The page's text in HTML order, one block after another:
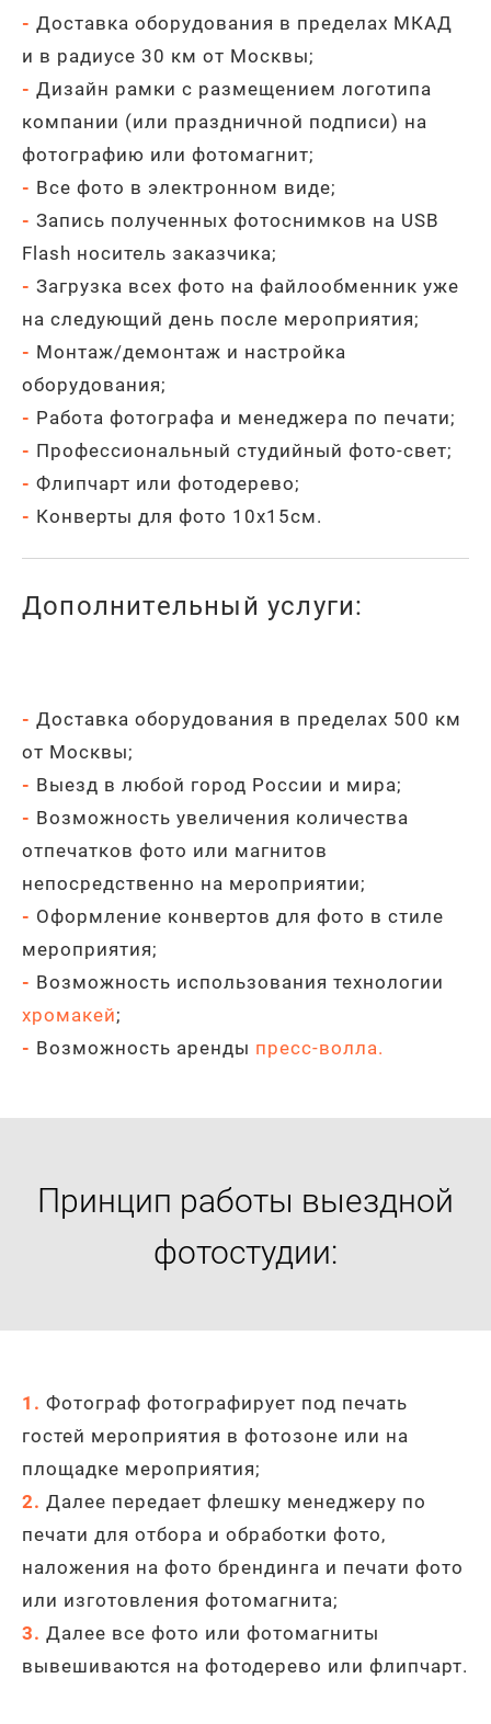
- Доставка оборудования в пределах МКАД
и в радиусе 30 км от Москвы;
- Дизайн рамки с размещением логотипа
компании (или праздничной подписи) на
фотографию или фотомагнит;
- Все фото в электронном виде;
- Запись полученных фотоснимков на USB
Flash носитель заказчика;
- Загрузка всех фото на файлообменник уже
на следующий день после мероприятия;
- Монтаж/демонтаж и настройка
оборудования;
- Работа фотографа и менеджера по печати;
- Профессиональный студийный фото-свет;
- Флипчарт или фотодерево;
- Конверты для фото 10х15см.
Дополнительный услуги:
- Доставка оборудования в пределах 500 км
от Москвы;
- Выезд в любой город России и мира;
- Возможность увеличения количества
отпечатков фото или магнитов
непосредственно на мероприятии;
- Оформление конвертов для фото в стиле
мероприятия;
- Возможность использования технологии
хромакей;
- Возможность аренды пресс-волла.
Принцип работы выездной
фотостудии:
1. Фотограф фотографирует под печать
гостей мероприятия в фотозоне или на
площадке мероприятия;
2. Далее передает флешку менеджеру по
печати для отбора и обработки фото,
наложения на фото брендинга и печати фото
или изготовления фотомагнита;
3. Далее все фото или фотомагниты
вывешиваются на фотодерево или флипчарт.